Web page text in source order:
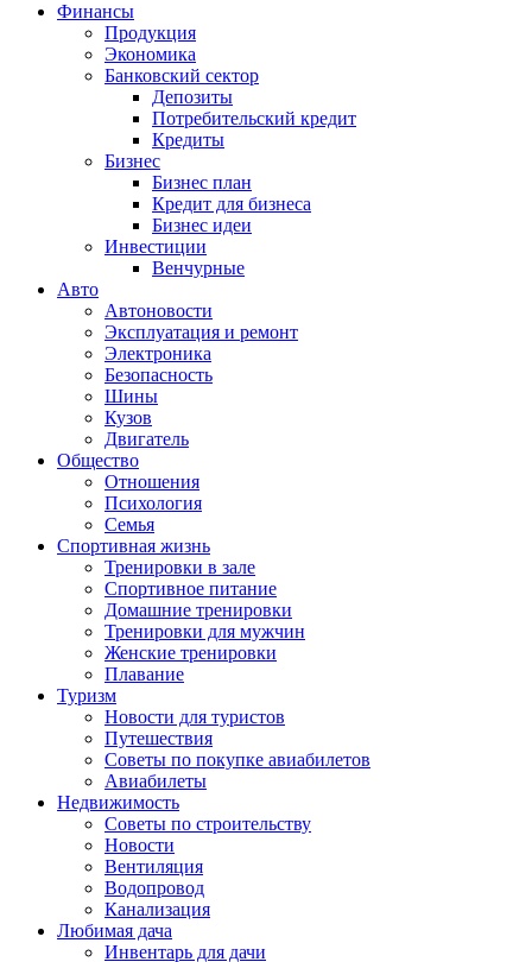
Финансы
Продукция
Экономика
Банковский сектор
Депозиты
Потребительский кредит
Кредиты
Бизнес
Бизнес план
Кредит для бизнеса
Бизнес идеи
Инвестиции
Венчурные
Авто
Автоновости
Эксплуатация и ремонт
Электроника
Безопасность
Шины
Кузов
Двигатель
Общество
Отношения
Психология
Семья
Спортивная жизнь
Тренировки в зале
Спортивное питание
Домашние тренировки
Тренировки для мужчин
Женские тренировки
Плавание
Туризм
Новости для туристов
Путешествия
Советы по покупке авиабилетов
Авиабилеты
Недвижимость
Советы по строительству
Новости
Вентиляция
Водопровод
Канализация
Любимая дача
Инвентарь для дачи